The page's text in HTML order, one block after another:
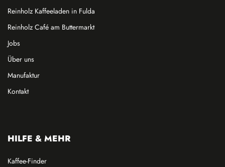
Reinholz Kaffeeladen in Fulda
Reinholz Café am Buttermarkt
Jobs
Über uns
Manufaktur
Kontakt
HILFE & MEHR
Kaffee-Finder